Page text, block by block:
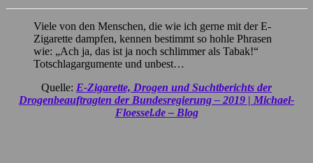
Viele von den Menschen, die wie ich gerne mit der E-
Zigarette dampfen, kennen bestimmt so hohle Phrasen
wie: „Ach ja, das ist ja noch schlimmer als Tabak!“
Totschlagargumente und unbest…
Quelle: E-Zigarette, Drogen und Suchtberichts der
Drogenbeauftragten der Bundesregierung – 2019 | Michael-
Floessel.de – Blog